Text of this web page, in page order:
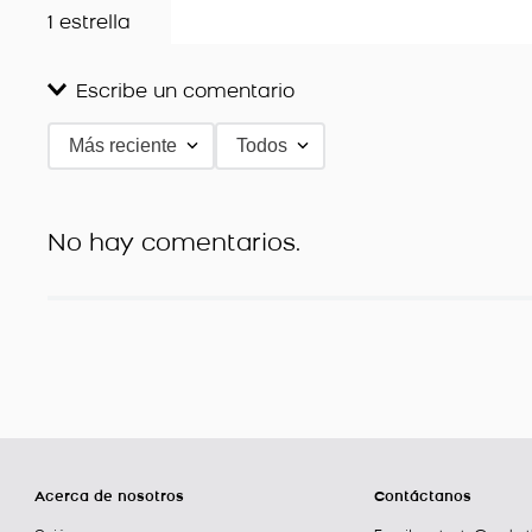
1 estrella
Escribe un comentario
Agregar comentario
Más reciente Todos
No hay comentarios.
Acerca de nosotros Contáctanos